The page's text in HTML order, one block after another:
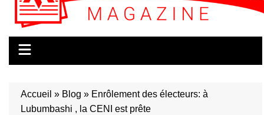
Accueil » Blog » Enrôlement des électeurs: à
Lubumbashi , la CENI est prête